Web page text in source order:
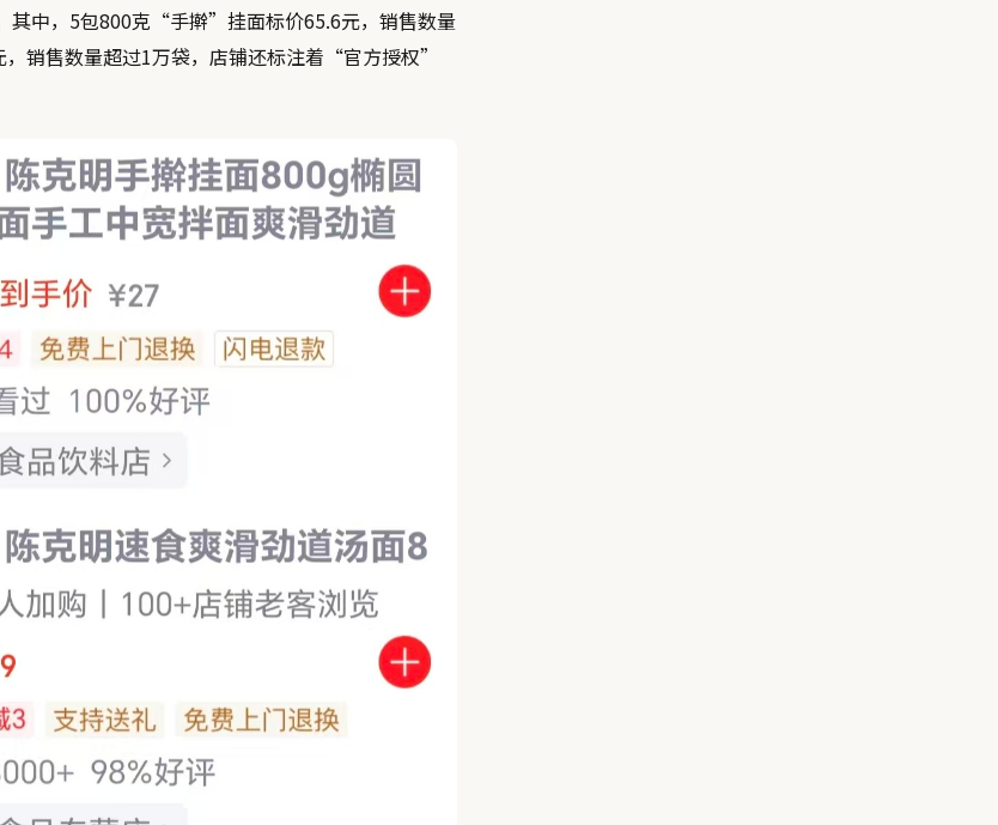
中，5包800克“手擀”挂面标价65.6元，销售数量
销售数量超过1万袋，店铺还标注着“官方授权”